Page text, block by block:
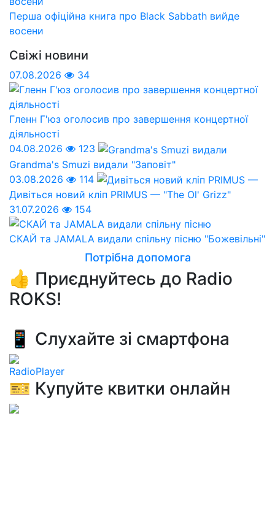
Перша офіційна книга про Black Sabbath вийде
восени
Свіжі новини
07.08.2026 34
Гленн Г'юз оголосив про завершення концертної
діяльності
04.08.2026
123
Grandma's Smuzi видали "Заповіт"
03.08.2026
114
Дивіться новий кліп PRIMUS — "The Ol' Grizz"
31.07.2026
154
СКАЙ та JAMALA видали спільну пісню "Божевільні"
Потрібна допомога
👍 Приєднуйтесь до Radio
ROKS!
📱 Слухайте зі смартфона
RadioPlayer
🎫 Купуйте квитки онлайн